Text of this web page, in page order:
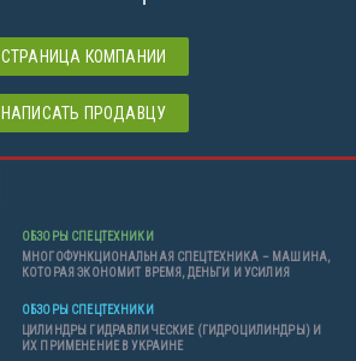
СТРАНИЦА КОМПАНИИ
НАПИСАТЬ ПРОДАВЦУ
ОБЗОРЫ СПЕЦТЕХНИКИ
МНОГОФУНКЦИОНАЛЬНАЯ СПЕЦТЕХНИКА – МАШИНА,
КОТОРАЯ ЭКОНОМИТ ВРЕМЯ, ДЕНЬГИ И УСИЛИЯ
ОБЗОРЫ СПЕЦТЕХНИКИ
ЦИЛИНДРЫ ГИДРАВЛИЧЕСКИЕ (ГИДРОЦИЛИНДРЫ) И
ИХ ПРИМЕНЕНИЕ В УКРАИНЕ